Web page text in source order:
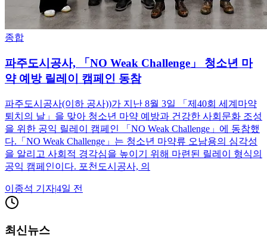
종합
파주도시공사, 「NO Weak Challenge」 청소년 마
약 예방 릴레이 캠페인 동참
파주도시공사(이하 공사))가 지난 8월 3일 「제40회 세계마약
퇴치의 날」을 맞아 청소년 마약 예방과 건강한 사회문화 조성
을 위한 공익 릴레이 캠페인 「NO Weak Challenge」에 동참했
다.「NO Weak Challenge」는 청소년 마약류 오남용의 심각성
을 알리고 사회적 경각심을 높이기 위해 마련된 릴레이 형식의
공익 캠페인이다. 포천도시공사, 의
이종석 기자|4일 전
최신뉴스